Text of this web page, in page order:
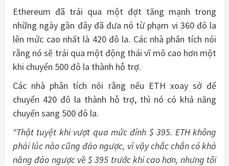
Ethereum đã trải qua một đợt tăng mạnh trong
những ngày gần đây đã đưa nó từ phạm vi 360 đô la
lên mức cao nhất là 420 đô la. Các nhà phân tích nói
rằng nó sẽ trải qua một động thái vĩ mô cao hơn một
khi chuyển 500 đô la thành hỗ trợ.
Các nhà phân tích nói rằng nếu ETH xoay sở để
chuyển 420 đô la thành hỗ trợ, thì nó có khả năng
chuyển sang 500 đô la.
“Thật tuyệt khi vượt qua mức đỉnh $ 395. ETH không
phải lúc nào cũng đảo ngược, vì vậy chắc chắn có khả
năng đảo ngược về $ 395 trước khi cao hơn, nhưng tôi